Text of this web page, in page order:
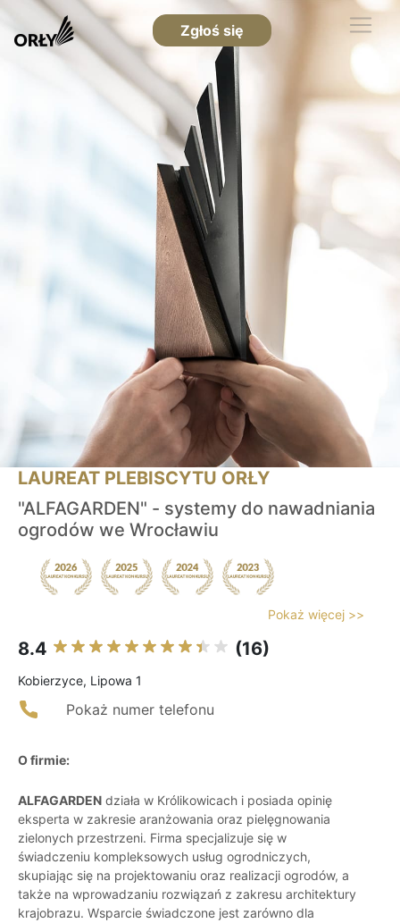
Zgłoś się
LAUREAT PLEBISCYTU ORŁY
"ALFAGARDEN" - systemy do nawadniania
ogrodów we Wrocławiu
Pokaż więcej >>
8.4 (16)
Kobierzyce, Lipowa 1
Pokaż numer telefonu
O firmie:
ALFAGARDEN działa w Królikowicach i posiada opinię
eksperta w zakresie aranżowania oraz pielęgnowania
zielonych przestrzeni. Firma specjalizuje się w
świadczeniu kompleksowych usług ogrodniczych,
skupiając się na projektowaniu oraz realizacji ogrodów, a
także na wprowadzaniu rozwiązań z zakresu architektury
krajobrazu. Wsparcie świadczone jest zarówno dla